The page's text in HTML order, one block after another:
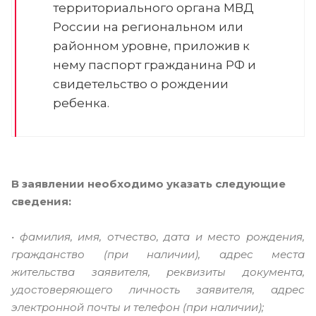
территориального органа МВД
России на региональном или
районном уровне, приложив к
нему паспорт гражданина РФ и
свидетельство о рождении
ребенка.
В заявлении необходимо указать следующие
сведения:
• фамилия, имя, отчество, дата и место рождения,
гражданство (при наличии), адрес места
жительства заявителя, реквизиты документа,
удостоверяющего личность заявителя, адрес
электронной почты и телефон (при наличии);